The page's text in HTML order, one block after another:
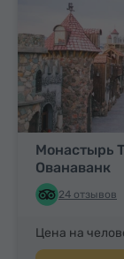
Монастырь
Ованаванк
24 отзывов
Цена на